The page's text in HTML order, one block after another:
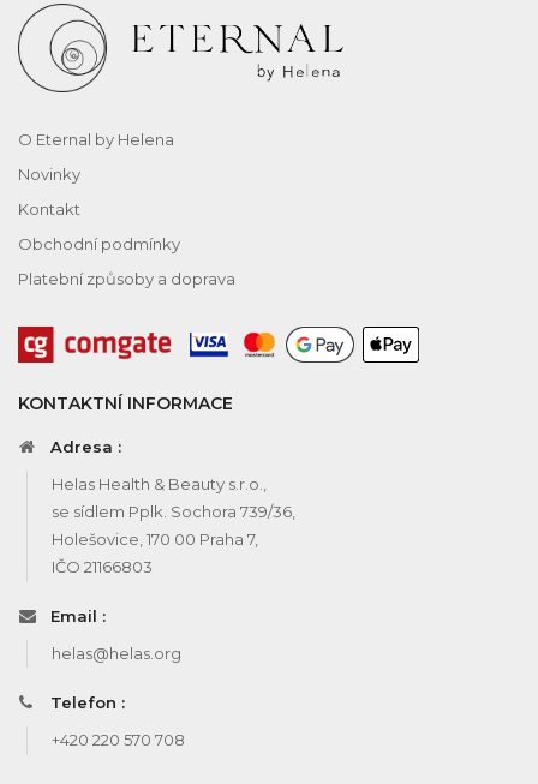
O Eternal by Helena
Novinky
Kontakt
Obchodní podmínky
Platební způsoby a doprava
KONTAKTNÍ INFORMACE
Adresa :
Helas Health & Beauty s.r.o.,
se sídlem Pplk. Sochora 739/36,
Holešovice, 170 00 Praha 7,
IČO 21166803
Email :
helas@helas.org
Telefon :
+420 220 570 708